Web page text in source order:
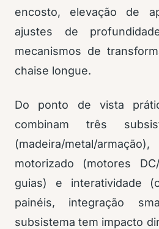
encosto, elevação de
ajustes de
mecanismos de
chaise longue.
Do ponto de vista
combinam três
(madeira/metal/
motorizado (motores
guias) e interatividade
painéis, integração
subsistema tem impacto